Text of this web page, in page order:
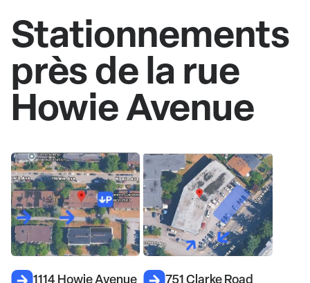
Stationnements
près de la rue
Howie Avenue
1114 Howie Avenue 751 Clarke Road